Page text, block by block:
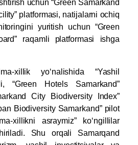
uchun “Green Samarkand
platformasi, natijalarni ochiq
yuritish uchun “Green
raqamli platformasi ishga
xillik yo‘nalishida “Yashil
“Green Hotels Samarkand”
City Biodiversity Index”
Biodiversity Samarkand” pilot
xillikni asraymiz” ko‘ngillilar
Shu orqali Samarqand